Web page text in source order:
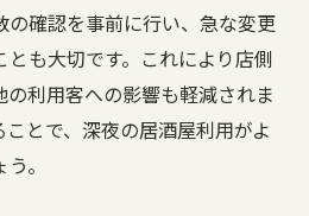
の確認を事前に行い、急な変更
も大切です。これにより店側
利用客への影響も軽減されま
とで、深夜の居酒屋利用がよ
。